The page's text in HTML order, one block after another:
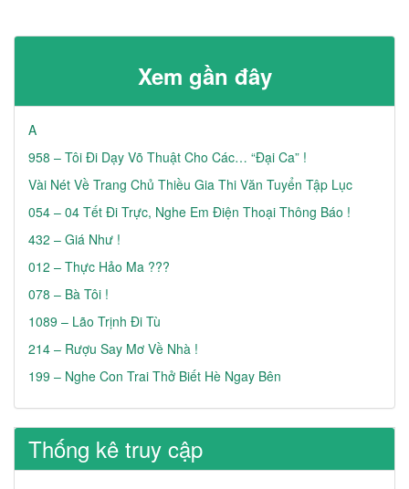
Xem gần đây
A
958 – Tôi Đi Dạy Võ Thuật Cho Các… “đại Ca” !
Vài Nét Về Trang Chủ Thiều Gia Thi Văn Tuyển Tập Lục
054 – 04 Tết Đi Trực, Nghe Em Điện Thoại Thông Báo !
432 – Giá Như !
012 – Thực Hảo Ma ???
078 – Bà Tôi !
1089 – Lão Trịnh Đi Tù
214 – Rượu Say Mơ Về Nhà !
199 – Nghe Con Trai Thở Biết Hè Ngay Bên
Thống kê truy cập